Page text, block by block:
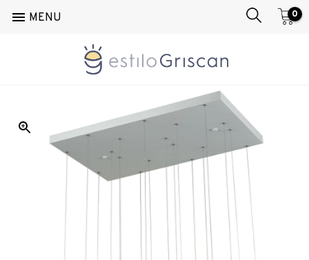
 MENU 0
Colgante / Olimpic 6